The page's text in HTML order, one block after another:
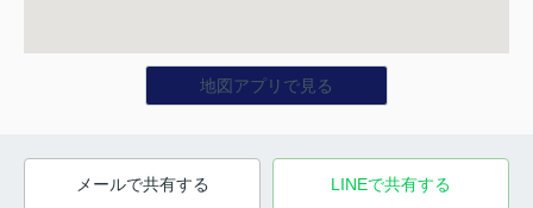
地図アプリで見る
メールで共有する LINEで共有する